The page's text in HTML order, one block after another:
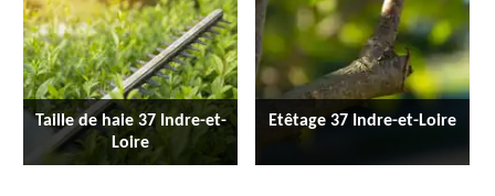
Taille de haie 37 Indre-et-
Loire
Etêtage 37 Indre-et-Loire